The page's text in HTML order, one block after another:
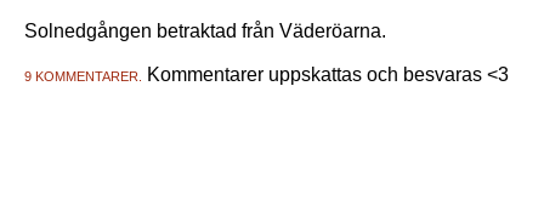
Solnedgången betraktad från Väderöarna.
9 KOMMENTARER. Kommentarer uppskattas och besvaras <3